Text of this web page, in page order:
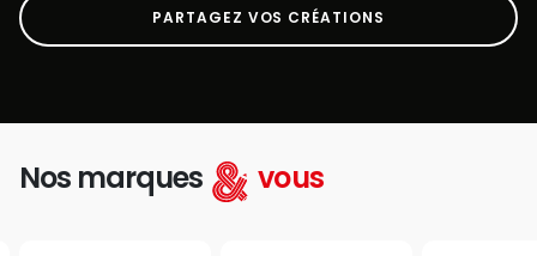
PARTAGEZ VOS CRÉATIONS
Nos marques vous